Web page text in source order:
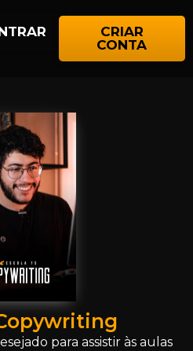
CRIAR
CONTA
para assistir às aulas